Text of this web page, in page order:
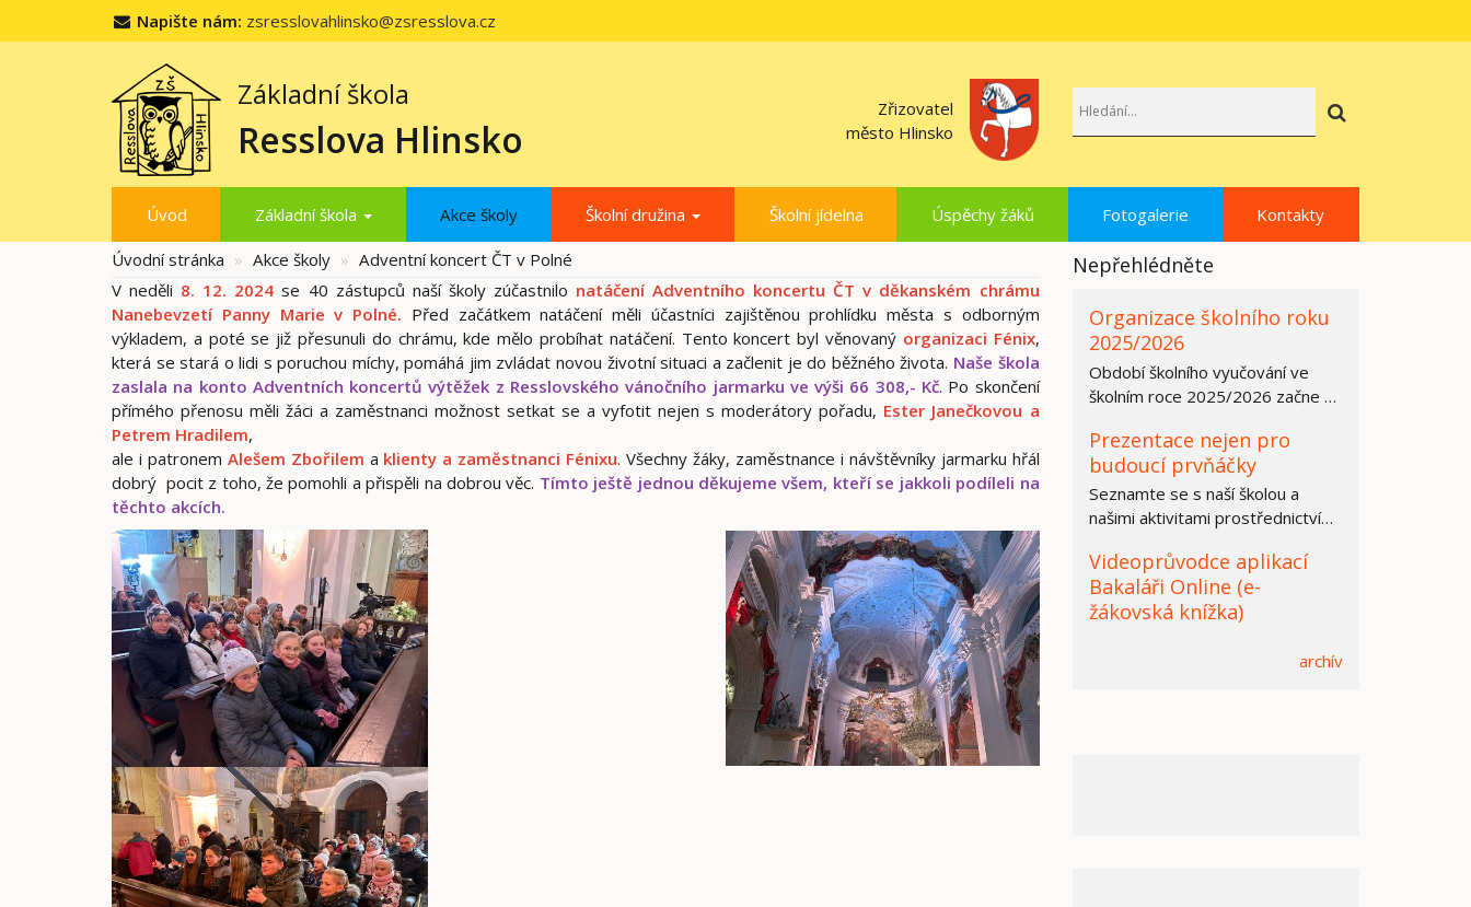
Napište nám: zsresslovahlinsko@zsresslova.cz
Základní škola
Resslova Hlinsko
Zřizovatel
město Hlinsko
Úvod Základní škola Akce školy Školní družina Školní jídelna Úspěchy žáků Fotogalerie Kontakty
Úvodní stránka Akce školy
Adventní koncert ČT v Polné
V neděli 8. 12. 2024 se 40 zástupců naší školy zúčastnilo natáčení Adventního koncertu ČT v děkanském chrámu
Nanebevzetí Panny Marie v Polné. Před začátkem natáčení měli účastníci zajištěnou prohlídku města s odborným
výkladem, a poté se již přesunuli do chrámu, kde mělo probíhat natáčení. Tento koncert byl věnovaný organizaci Fénix,
která se stará o lidi s poruchou míchy, pomáhá jim zvládat novou životní situaci a začlenit je do běžného života. Naše škola
zaslala na konto Adventních koncertů výtěžek z Resslovského vánočního jarmarku ve výši 66 308,- Kč. Po skončení
přímého přenosu měli žáci a zaměstnanci možnost setkat se a vyfotit nejen s moderátory pořadu, Ester Janečkovou a
Petrem Hradilem,
ale i patronem Alešem Zbořilem a klienty a zaměstnanci Fénixu. Všechny žáky, zaměstnance i návštěvníky jarmarku hřál
dobrý pocit z toho, že pomohli a přispěli na dobrou věc. Tímto ještě jednou děkujeme všem, kteří se jakkoli podíleli na
těchto akcích.
Nepřehlédněte
Organizace školního roku
2025/2026
Období školního vyučování ve
školním roce 2025/2026 začne ve
středních…
Prezentace nejen pro
budoucí prvňáčky
Seznamte se s naší školou a
našimi aktivitami prostřednictvím
Videoprůvodce aplikací
Bakaláři Online (e-
žákovská knížka)
archív